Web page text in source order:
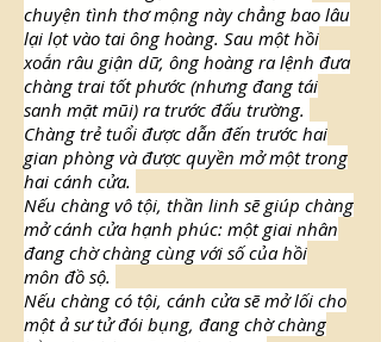
chuyện tình thơ mộng này chẳng bao lâu
lại lọt vào tai ông hoàng. Sau một hồi
xoắn râu giận dữ, ông hoàng ra lệnh đưa
chàng trai tốt phước (nhưng đang tái
sanh mặt mũi) ra trước đấu trường.
Chàng trẻ tuổi được dẫn đến trước hai
gian phòng và được quyền mở một trong
hai cánh cửa.
Nếu chàng vô tội, thần linh sẽ giúp chàng
mở cánh cửa hạnh phúc: một giai nhân
đang chờ chàng cùng với số của hồi
môn đồ sộ.
Nếu chàng có tội, cánh cửa sẽ mở lối cho
một ả sư tử đói bụng, đang chờ chàng